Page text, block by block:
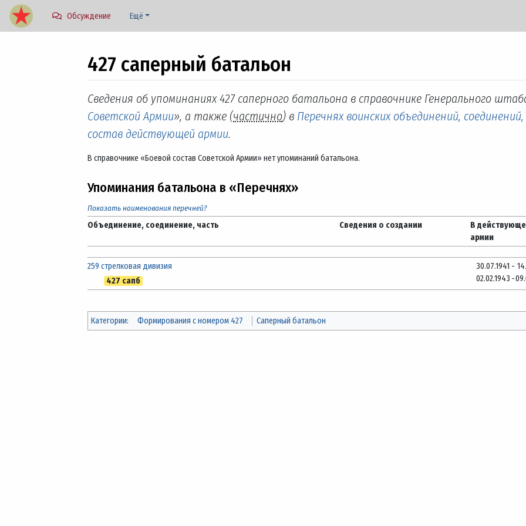
Обсуждение Ещё
427 саперный батальон
Перейти к:навигация,поиск
Сведения об упоминаниях 427 саперного батальона в справочнике Генерального
Советской Армии», а также (частично) в Перечнях воинских объединений,
состав действующей армии.
В справочнике «Боевой состав Советской Армии» нет упоминаний батальона.
Упоминания батальона в «Перечнях»
Показать наименования перечней?
Объединение, соединение, часть Сведения о создании
В
армии
259 стрелковая дивизия
427 сапб
30.07.1941 -
02.02.1943 -
Категории: Формирования с номером 427 Саперный батальон